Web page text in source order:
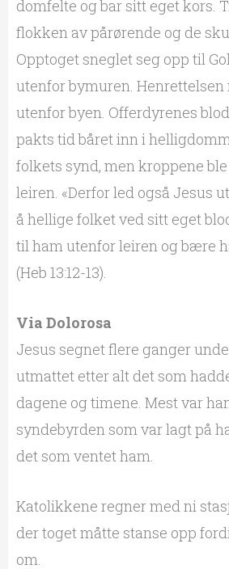
domfelte og bar sitt eget kors.
flokken av pårørende og de
Opptoget sneglet seg opp til
utenfor bymuren. Henrettelsen
utenfor byen. Offerdyrenes
pakts tid båret inn i
folkets synd, men kroppene
leiren. «Derfor led også Jesus
å hellige folket ved sitt eget
til ham utenfor leiren og bære
(Heb 13:12-13).
Via Dolorosa
Jesus segnet flere ganger
utmattet etter alt det som
dagene og timene. Mest var
syndebyrden som var lagt på
det som ventet ham.
Katolikkene regner med ni
der toget måtte stanse opp
om.